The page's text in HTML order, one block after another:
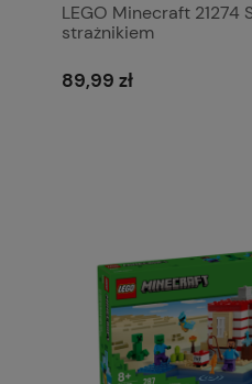
LEGO Minecraft 21274
strażnikiem
89,99 zł